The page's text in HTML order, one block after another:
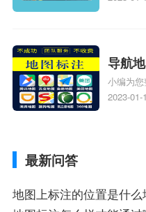
导航
定位
小编为
地图标注
2023-01-
最新问答
地图上标注的位置是什么